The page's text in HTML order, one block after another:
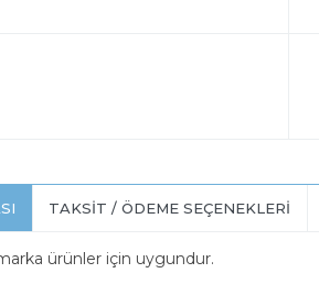
TAKSIT / ÖDEME SEÇENEKLERI
ürünler için uygundur.